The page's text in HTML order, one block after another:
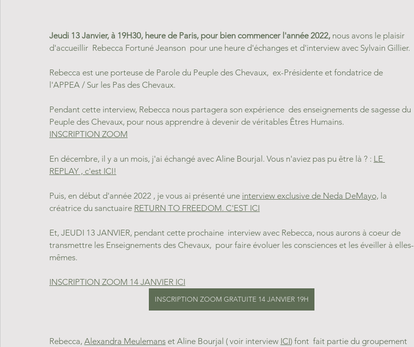
Jeudi 13 Janvier, à 19H30, heure de Paris, pour bien commencer l'année 2022, nous avons le plaisir
d'accueillir  Rebecca Fortuné Jeanson  pour une heure d'échanges et d'interview avec Sylvain Gillier.
Rebecca est une porteuse de Parole du Peuple des Chevaux,  ex-Présidente et fondatrice de
l'APPEA / Sur les Pas des Chevaux.
Pendant cette interview, Rebecca nous partagera son expérience  des enseignements de sagesse du
Peuple des Chevaux, pour nous apprendre à devenir de véritables Êtres Humains.
INSCRIPTION ZOOM
En décembre, il y a un mois, j'ai échangé avec Aline Bourjal. Vous n'aviez pas pu être là ? : LE
REPLAY , c'est ICI!
Puis, en début d'année 2022 , je vous ai présenté une interview exclusive de Neda DeMayo, la
créatrice du sanctuaire RETURN TO FREEDOM. C'EST ICI
Et, JEUDI 13 JANVIER, pendant cette prochaine  interview avec Rebecca, nous aurons à coeur de
transmettre les Enseignements des Chevaux,  pour faire évoluer les consciences et les éveiller à elles-
mêmes.
INSCRIPTION ZOOM 14 JANVIER ICI
INSCRIPTION ZOOM GRATUITE 14 JANVIER 19H
Rebecca, Alexandra Meulemans et Aline Bourjal ( voir interview ICI) font  fait partie du groupement